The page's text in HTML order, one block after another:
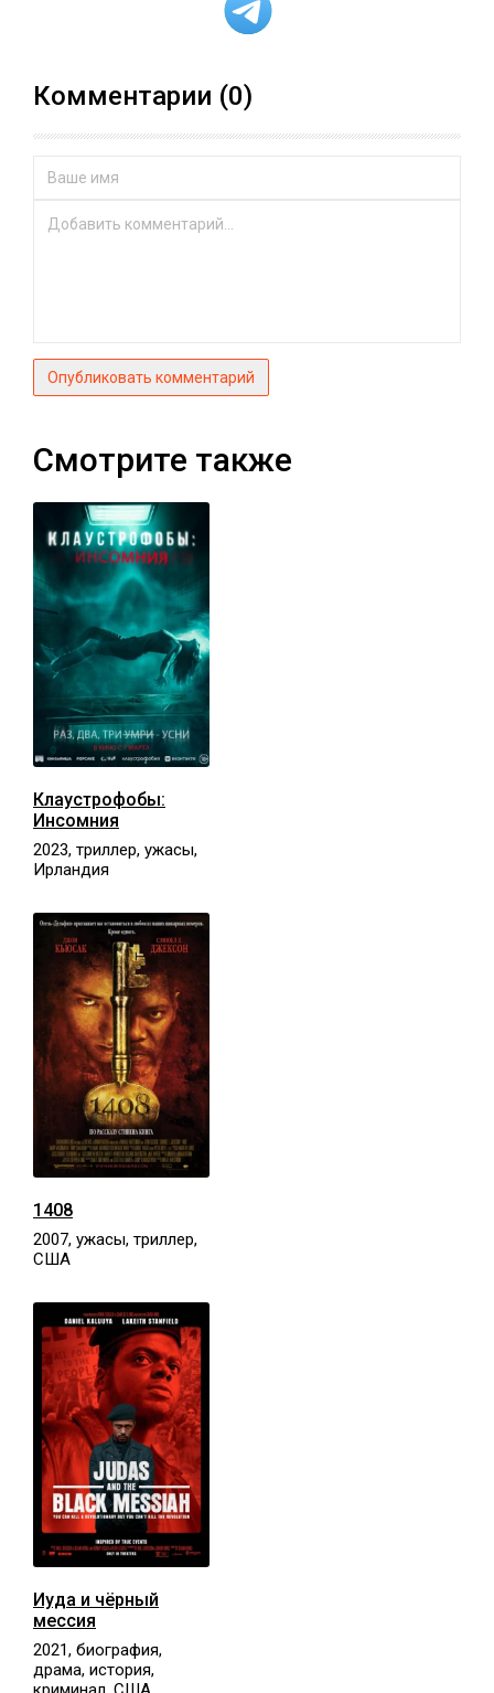
Комментарии (0)
Опубликовать комментарий
Смотрите также
Клаустрофобы:
Инсомния
2023, триллер, ужасы,
Ирландия
1408
2007, ужасы, триллер,
США
Иуда и чёрный
мессия
2021, биография,
драма, история,